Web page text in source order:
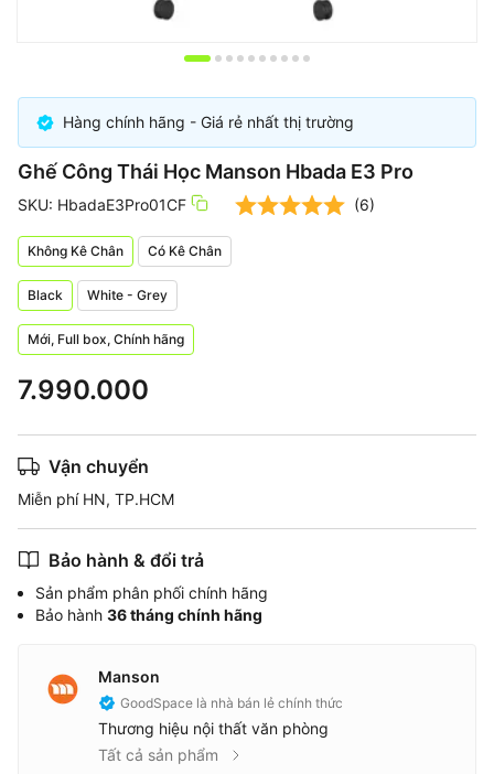
of
Hàng chính hãng - Giá rẻ nhất thị trường
Ghế Công Thái Học Manson Hbada E3 Pro
SKU: HbadaE3Pro01CF (6)
Không Kê Chân Có Kê Chân
Black White - Grey
Mới, Full box, Chính hãng
7.990.000
Vận chuyển
Miễn phí HN, TP.HCM
Bảo hành & đổi trả
Sản phẩm phân phối chính hãng
Bảo hành 36 tháng chính hãng
Manson
GoodSpace là nhà bán lẻ chính thức
Thương hiệu nội thất văn phòng
Tất cả sản phẩm